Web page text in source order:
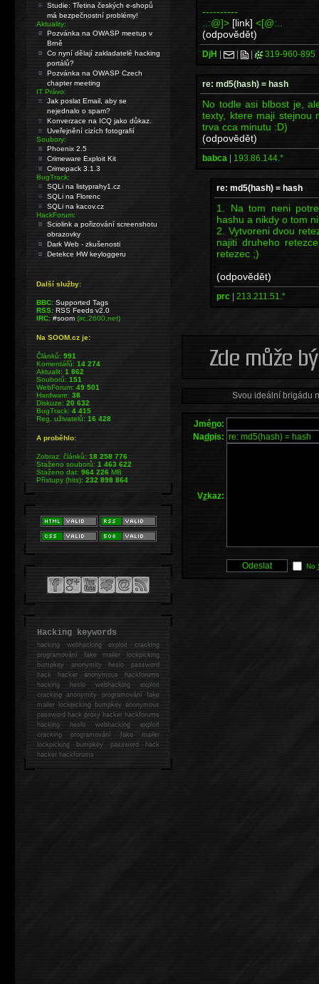
----------
..:@]> [link] <[@:..
(odpovědět)
DjH | | | 319-960-895
re: md5(hash) = hash
No todle asi blbost je,
texty, ktere maji stejnou
trva cca minutu :D)
(odpovědět)
babca | 193.86.144.*
re: md5(hash) = hash
1. Na tom neni
hashu a nikdy o tom
2. Vytvoreni dvou
najiti druheho
retezec ;)
(odpovědět)
prc | 213.211.51.*
Svou ideální brigádu
Jméno:
Nadpis:
Vzkaz:
No
Studie: Třetina českých e-shopů
má bezpečnostní problémy!
Aktuality:
Pozvánka na OWASP meetup v
Brně
Co nyní dělají zakladatelé hacking
portálů?
Pozvánka na OWASP Czech
chapter meeting
IT Právo:
Jak poslat Email, aby se
nejednalo o spam?
Konverzace na ICQ jako důkaz.
Uveřejnění cizích fotografií
Soubory:
Phoenix 2.5
Crimeware Exploit Kit
Crimepack 3.1.3
BugTrack:
SQLi na listyprahy1.cz
SQLi na Florenc
SQLi na kacov.cz
HackForum:
Sciolink a pořizování screenshotu
obrazovky
Dark Web - zkušenosti
Detekce HW keyloggeru
Další služby:
BBC: Supported Tags
RSS: RSS Feeds v2.0
IRC: #soom(irc.2600.net)
Na SOOM.cz je:
Článků:991
Komentářů:14 274
Aktualit:1 862
Souborů:151
WebForum:49 501
Hardware:38
Diskuze:20 632
BugTrack:4 415
Reg. uživatelů:16 428
A proběhlo:
Zobraz. článků:18 258 776
Staženo souborů:1 463 622
Staženo dat:964 226MB
Přístupy (hits):232 898 864
Hacking keywords
hackingwebhacking exploit cracking
programování fake mailer lockpicking
bumpkey anonymity heslo password
hackhacker anonymous hackforums
hackingheslo webhacking exploit
cracking anonymity programování fake
mailer lockpicking bumpkey anonymous
password hack proxy hacker hackforums
hacking heslo webhacking exploit
cracking programování fake mailer
lockpicking bumpkey password hack
hackerhackforums